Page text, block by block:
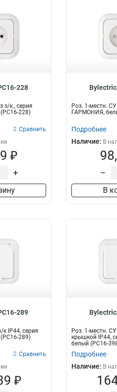
228
з/к., серия
228)
Сравнить
₽
+
Роз. 1-местн.
ГАРМОНИЯ,
Подробнее
Наличие: В
–
В
289
к IP44, серия
289)
Сравнить
₽
Роз. 1-местн.
крышкой IP44,
белый (РС16-
Подробнее
Наличие: В